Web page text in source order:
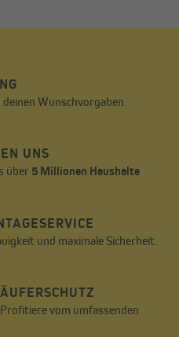
Wunschvorgaben.
UNS
über 5 Millionen Haushalte
und maximale Sicherheit.
vom umfassenden